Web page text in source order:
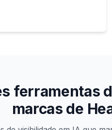
ferramentas
marcas de